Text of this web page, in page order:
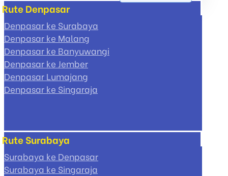
Rute Denpasar
Denpasar ke Surabaya
Denpasar ke Malang
Denpasar ke Banyuwangi
Denpasar ke Jember
Denpasar Lumajang
Denpasar ke Singaraja
Rute Surabaya
Surabaya ke Denpasar
Surabaya ke Singaraja